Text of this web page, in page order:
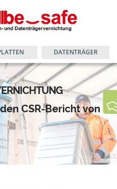
DATENTRÄGER
CSR-Bericht von